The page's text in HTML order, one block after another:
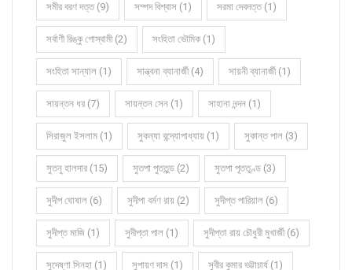
সমীর বরণ দত্ত (9) সম্পদ বিশ্বাস (1) সরমা দেবদত্ত (1)
সর্বাণী রিঙ্কু গোস্বামী (2) সংহিতা ভৌমিক (1)
সংহিতা সান্যাল (1) সান্ত্বনা ব্যানার্জী (4) সায়নী ব্যানার্জী (1)
সায়ন্তন ধর (7) সায়ন্তন সেন (1) সাহানা নন্দন (1)
সিরাজুল ইসলাম (1) সুকন্যা বন্দ্যোপাধ্যায় (1) সুকান্ত পাল (3)
সুতনু হালদার (15) সুতপা পুততুন্ড (2) সুতপা পূততুণ্ড (3)
সুদীপ ঘোষাল (6) সুদীপা বর্মণ রায় (2) সুদীপ্ত পারিয়াল (6)
সুদীপ্ত মাজি (1) সুদীপ্তা পাল (1) সুদীপ্তা রায় চৌধুরী মুখার্জী (6)
সুদেষ্ণা সিনহা (1) সুপায়ণ দাস (1) সুবীর কুমার ভট্টাচার্য (1)